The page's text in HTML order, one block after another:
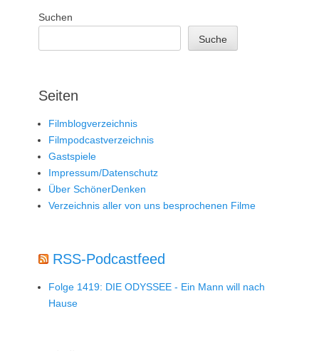
Suchen
Suche
Seiten
Filmblogverzeichnis
Filmpodcastverzeichnis
Gastspiele
Impressum/Datenschutz
Über SchönerDenken
Verzeichnis aller von uns besprochenen Filme
RSS-Podcastfeed
Folge 1419: DIE ODYSSEE - Ein Mann will nach
Hause